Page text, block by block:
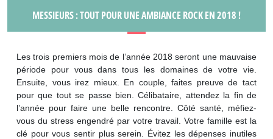
MESSIEURS : TOUT POUR UNE AMBIANCE ROCK EN 2018 !
Les trois premiers mois de l’année 2018 seront une mauvaise
période pour vous dans tous les domaines de votre vie.
Ensuite, vous irez mieux. En couple, faites preuve de tact
pour que tout se passe bien. Célibataire, attendez la fin de
l’année pour faire une belle rencontre. Côté santé, méfiez-
vous du stress engendré par votre travail. Votre famille est la
clé pour vous sentir plus serein. Évitez les dépenses inutiles